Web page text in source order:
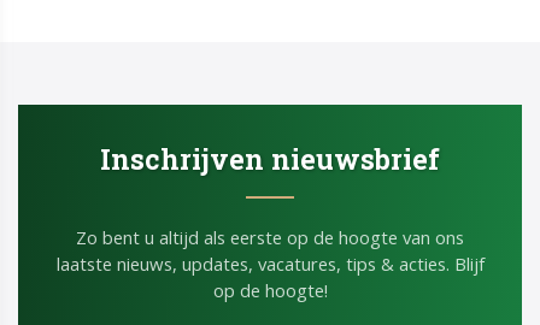
Inschrijven nieuwsbrief
Zo bent u altijd als eerste op de hoogte van ons
laatste nieuws, updates, vacatures, tips & acties. Blijf
op de hoogte!